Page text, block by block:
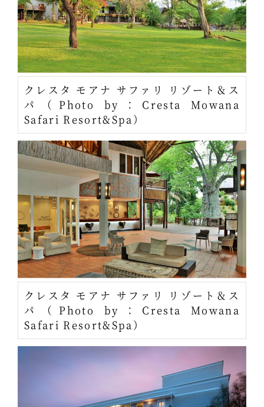
クレスタ モアナ サファリ リゾート＆ス
パ（Photo by：Cresta Mowana
Safari Resort&Spa）
クレスタ モアナ サファリ リゾート＆ス
パ（Photo by：Cresta Mowana
Safari Resort&Spa）